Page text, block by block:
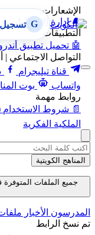
الإشعارات
🔔 إدارة الإشعارات
التطبيقات
🤖 تحميل تطبيق
التواصل الاجتماعي |
قناة تيليجرام
واتساب
بوت
روابط مهمة
📄 شروط الاستخدام
الملكية الفكرية
G تسجيل
المناهج الكويتية
المدرسون الأخبار
تم نسخ الرابط